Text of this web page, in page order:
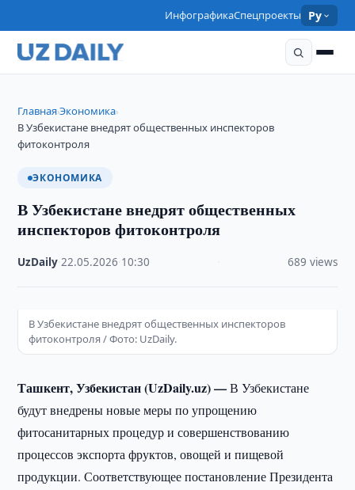
ИнфографикаСпецпроекты Ру
Главная›Экономика›
В Узбекистане внедрят общественных инспекторов
фитоконтроля
ЭКОНОМИКА
В Узбекистане внедрят общественных
инспекторов фитоконтроля
UzDaily ·22.05.2026 10:30 689 views
В Узбекистане внедрят общественных инспекторов
фитоконтроля / Фото: UzDaily.
Ташкент, Узбекистан (UzDaily.uz) —В Узбекистане
будут внедрены новые меры по упрощению
фитосанитарных процедур и совершенствованию
процессов экспорта фруктов, овощей и пищевой
продукции. Соответствующее постановление Президента